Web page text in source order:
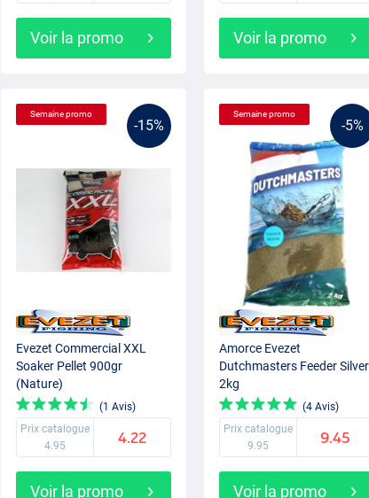
Voir la promo Voir la promo
-15%
Semaine promo
Evezet Commercial XXL
Soaker Pellet 900gr
(Nature)
(1 Avis)
Prix catalogue
4.95
4.22
Voir la promo
-5%
Semaine promo
Amorce Evezet
Dutchmasters Feeder Silver
2kg
(4 Avis)
Prix catalogue
9.95
9.45
Voir la promo